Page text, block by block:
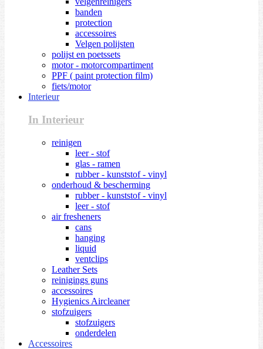
banden
protection
accessoires
Velgen polijsten
polijst en poetssets
motor - motorcompartiment
PPF ( paint protection film)
fiets/motor
Interieur
In Interieur
reinigen
leer - stof
glas - ramen
rubber - kunststof - vinyl
onderhoud & bescherming
rubber - kunststof - vinyl
leer - stof
air fresheners
cans
hanging
liquid
ventclips
Leather Sets
reinigings guns
accessoires
Hygienics Aircleaner
stofzuigers
stofzuigers
onderdelen
Accessoires